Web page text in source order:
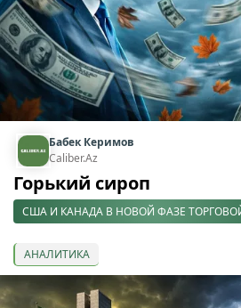
Бабек Керимов
Caliber.Az
Горький сироп
США И КАНАДА В НОВОЙ ФАЗЕ
АНАЛИТИКА